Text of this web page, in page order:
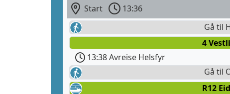
Start 13:36
Gå til
4
13:38 Avreise Helsfyr
Gå til
R12